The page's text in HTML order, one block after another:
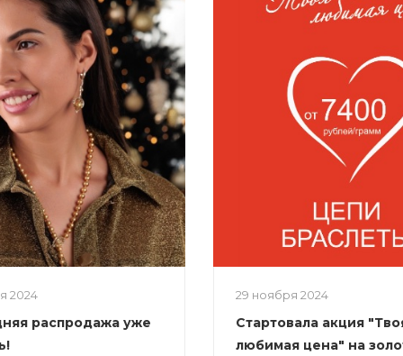
2024
распродажа уже
29 ноября 2024
Стартовала акция
любимая цена" на